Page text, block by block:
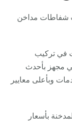
شفاطات مداخن
في تركيب
مجهز بأحدث
وبأعلى معايير
بأسعار